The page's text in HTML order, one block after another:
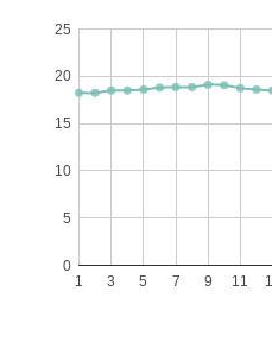
1 3 5 7 9 11
0
5
10
15
20
25